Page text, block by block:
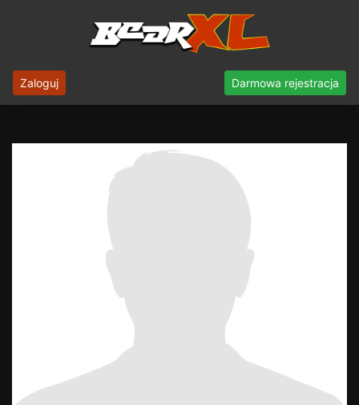
Zaloguj Darmowa rejestracja